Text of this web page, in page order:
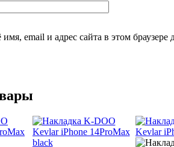
email и адрес сайта в этом